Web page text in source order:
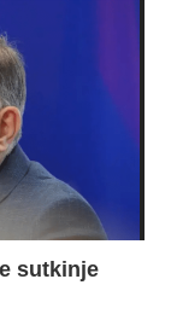
sutkinje